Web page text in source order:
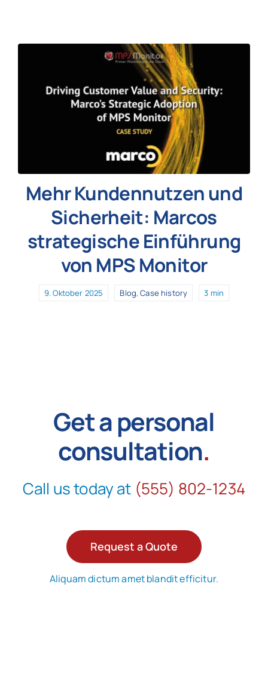
Mehr Kundennutzen und
Sicherheit: Marcos
strategische Einführung
von MPS Monitor
9. Oktober 2025 Blog,Case history 3 min
Get a personal
consultation.
Call us today at (555) 802-1234
Request a Quote
Aliquam dictum amet blandit efficitur.